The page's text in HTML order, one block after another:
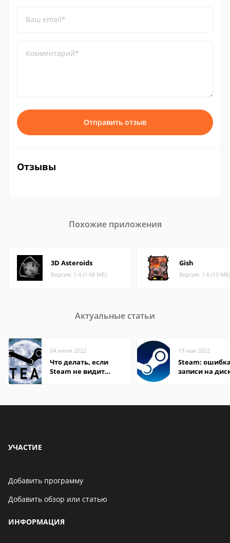
Ваш email*
Комментарий*
Отправить отзыв
Отзывы
Похожие приложения
3D Asteroids
Версия: 1.4 (1.68 МБ)
Gish
Версия: 1.6 (10 МБ)
Актуальные статьи
04 июня 2022
Что делать, если
Steam не видит
19 мая 2022
Steam:
записи на
УЧАСТИЕ
Добавить программу
Добавить обзор или статью
ИНФОРМАЦИЯ